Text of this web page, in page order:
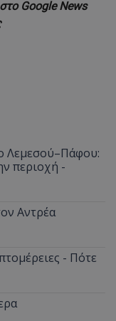
Google News
Λεμεσού–Πάφου:
περιοχή -
Αντρέα
- Πότε